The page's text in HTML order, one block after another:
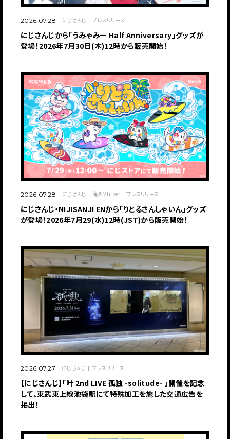
2026.07.28 にじさんじ プレスリリース
にじさんじから「うみゃみー Half Anniversary」グッズが
登場！2026年7月30日(木)12時から販売開始！
2026.07.28 にじさんじ 海外VTuber プレスリリース
にじさんじ・NIJISANJI ENから「りとるさんしゃいん」グッズ
が登場！2026年7月29(水)12時(JST)から販売開始！
2026.07.27 にじさんじ プレスリリース
【にじさんじ】「叶 2nd LIVE 孤独 -solitude- 」開催を記念
して、東武東上線池袋駅にて特殊加工を施した交通広告を
掲出！